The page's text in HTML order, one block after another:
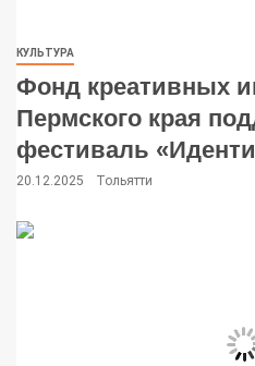
КУЛЬТУРА
Фонд креативных
Пермского края
фестиваль
20.12.2025 Тольятти